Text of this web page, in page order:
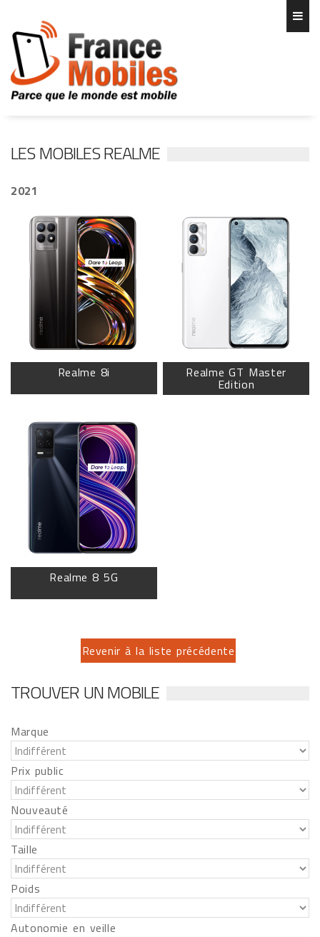
LES MOBILES REALME
2021
Realme 8i Realme GT Master
Edition
Realme 8 5G
Revenir à la liste précédente
TROUVER UN MOBILE
Marque
Prix public
Nouveauté
Taille
Poids
Autonomie en veille